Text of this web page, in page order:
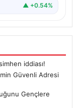
▲ +0.54%
iddiası!
Güvenli Adresi
Gençlere